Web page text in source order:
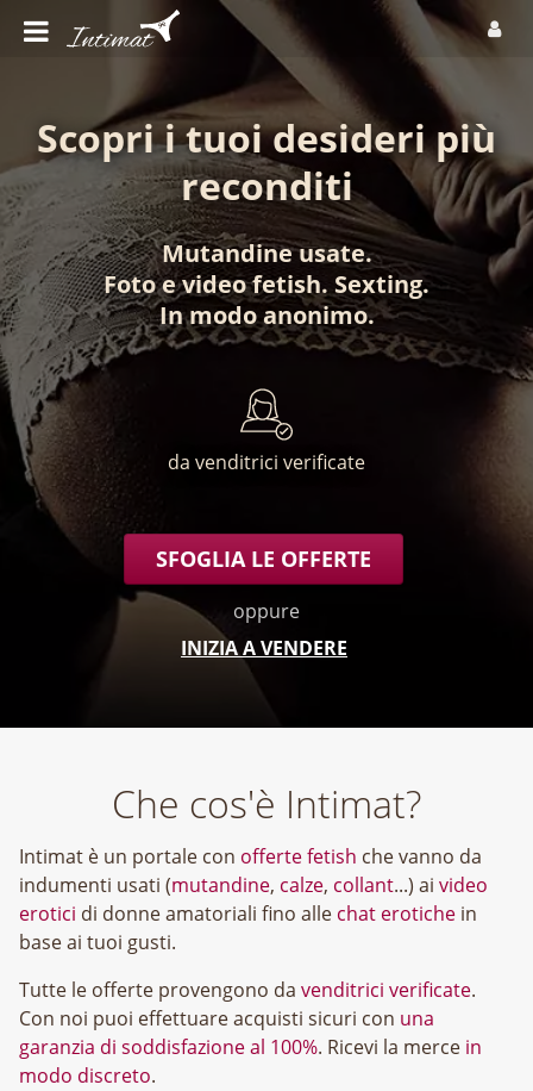
Scopri i tuoi desideri più
reconditi
Mutandine usate.
Fotoevideo fetish. Sexting.
In modo anonimo.
da venditrici verificate
SFOGLIA LE OFFERTE
oppure
INIZIA A VENDERE
Che cos'è Intimat?
Intimat è un portale con offerte fetish che vanno da
indumenti usati (mutandine, calze, collant...) ai video
erotici di donne amatoriali fino alle chat erotiche in
base ai tuoi gusti.
Tutte le offerte provengono da venditrici verificate.
Con noi puoi effettuare acquisti sicuri con una
garanzia di soddisfazione al 100%. Ricevi la merce in
modo discreto.